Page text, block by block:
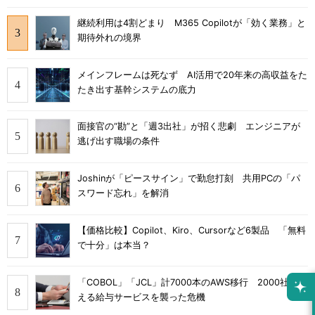
継続利用は4割どまり M365 Copilotが「効く業務」と
期待外れの境界
メインフレームは死なず AI活用で20年来の高収益をた
たき出す基幹システムの底力
面接官の“勘”と「週3出社」が招く悲劇 エンジニアが
逃げ出す職場の条件
Joshinが「ピースサイン」で勤怠打刻 共用PCの「パ
スワード忘れ」を解消
【価格比較】Copilot、Kiro、Cursorなど6製品 「無料
で十分」は本当？
「COBOL」「JCL」計7000本のAWS移行 2000社を支
える給与サービスを襲った危機